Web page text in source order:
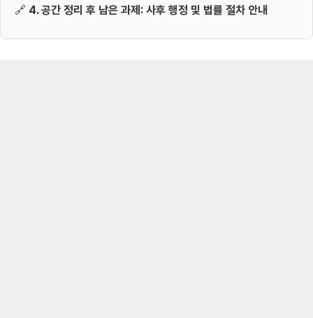
🔗 4. 공간 정리 후 남은 과제: 사후 행정 및 법률 절차 안내